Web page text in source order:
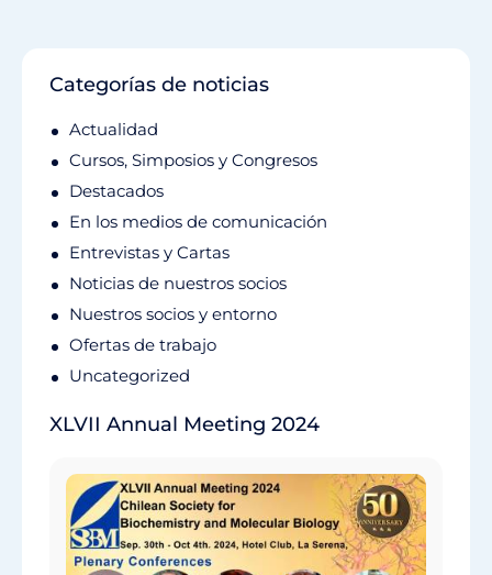
Categorías de noticias
Actualidad
Cursos, Simposios y Congresos
Destacados
En los medios de comunicación
Entrevistas y Cartas
Noticias de nuestros socios
Nuestros socios y entorno
Ofertas de trabajo
Uncategorized
XLVII Annual Meeting 2024